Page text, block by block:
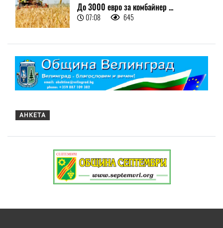
До 3000 евро за комбайнер ...
07:08 645
АНКЕТА